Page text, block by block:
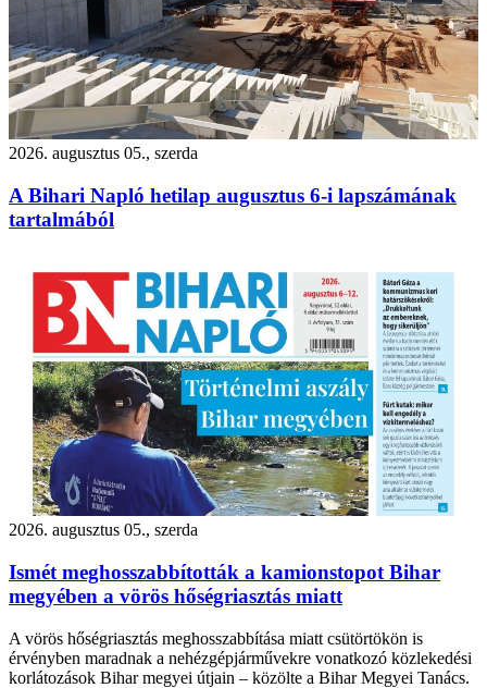
2026. augusztus 05., szerda
A Bihari Napló hetilap augusztus 6-i lapszámának
tartalmából
2026. augusztus 05., szerda
Ismét meghosszabbították a kamionstopot Bihar
megyében a vörös hőségriasztás miatt
A vörös hőségriasztás meghosszabbítása miatt csütörtökön is
érvényben maradnak a nehézgépjárművekre vonatkozó közlekedési
korlátozások Bihar megyei útjain – közölte a Bihar Megyei Tanács.